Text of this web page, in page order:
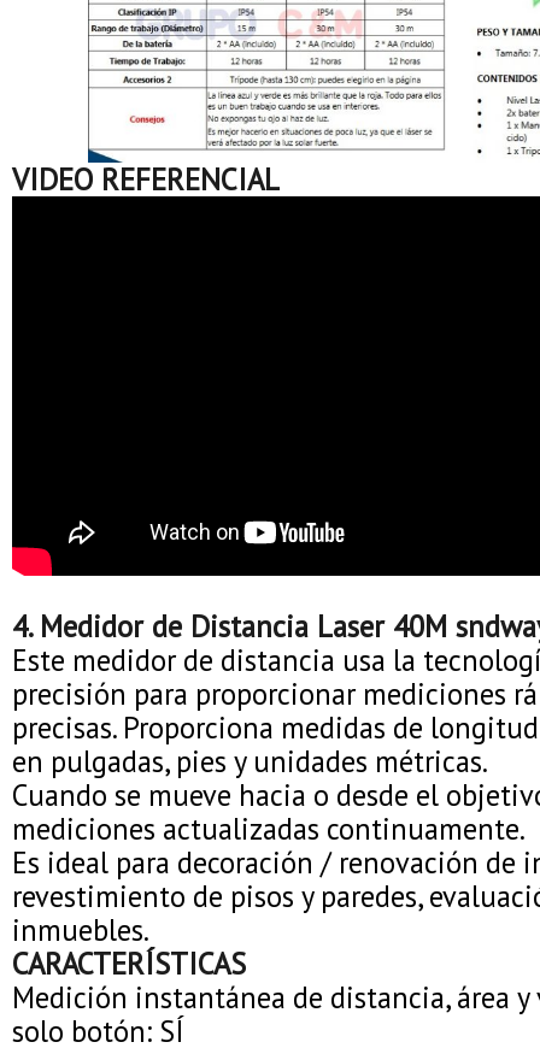
VIDEO REFERENCIAL
4. Medidor de Distancia Laser 40M
Este medidor de distancia usa la
precisión para proporcionar mediciones
precisas. Proporciona medidas de
en pulgadas, pies y unidades métricas.
Cuando se mueve hacia o desde el
mediciones actualizadas continuamente.
Es ideal para decoración / renovación de
revestimiento de pisos y paredes,
inmuebles.
CARACTERÍSTICAS
Medición instantánea de distancia, área
solo botón: SÍ